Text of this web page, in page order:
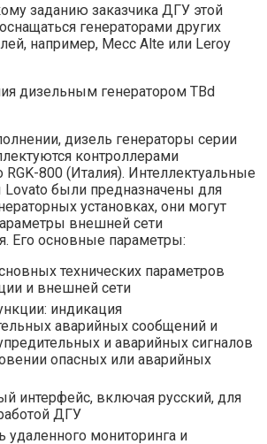
заданию заказчика ДГУ этой
генераторами других
например, Mecc Alte или Leroy
дизельным генератором TBd
дизель генераторы серии
контроллерами
RGK-800 (Италия). Интеллектуальные
Lovato были предназначены для
установках, они могут
внешней сети
Его основные параметры:
технических параметров
и внешней сети
индикация
аварийных сообщений и
и аварийных сигналов
опасных или аварийных
интерфейс, включая русский, для
ДГУ
удаленного мониторинга и